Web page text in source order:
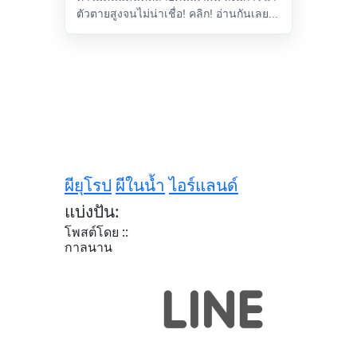
ตัวตายสูงจนไม่น่าเชื่อ! คลิก! อ่านกันเลย...
ผียุโรป ผีในน้ำ ไอร์แลนด์
แบ่งปัน:
โพสต์โดย ::
กาลนาน